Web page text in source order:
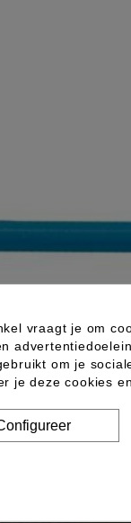
vraagt je om
om je
je deze cookies